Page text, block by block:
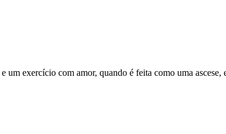
exercício com amor, quando é feita como uma ascese,